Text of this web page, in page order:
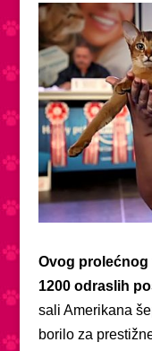
Ovog
1200 odraslih
sali Amerikana
borilo za